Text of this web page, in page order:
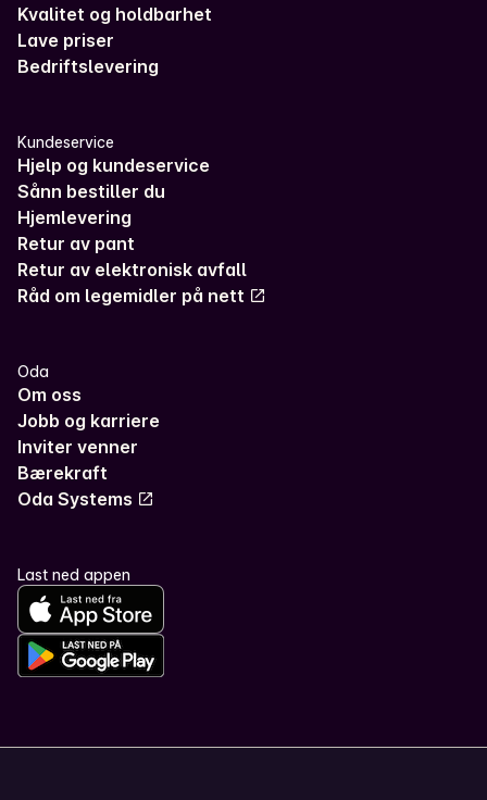
Kvalitet og holdbarhet
Lave priser
Bedriftslevering
Kundeservice
Hjelp og kundeservice
Sånn bestiller du
Hjemlevering
Retur av pant
Retur av elektronisk avfall
Råd om legemidler på nett
Oda
Om oss
Jobb og karriere
Inviter venner
Bærekraft
Oda Systems
Last ned appen